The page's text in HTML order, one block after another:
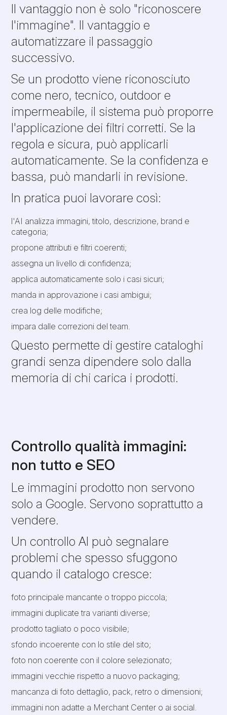
Il vantaggio non è solo "riconoscere
l'immagine". Il vantaggio e
automatizzare il passaggio
successivo.
Se un prodotto viene riconosciuto
come nero, tecnico, outdoor e
impermeabile, il sistema può proporre
l'applicazione dei filtri corretti. Se la
regola e sicura, può applicarli
automaticamente. Se la confidenza e
bassa, può mandarli in revisione.
In pratica puoi lavorare così:
l'AI analizza immagini, titolo, descrizione, brand e
categoria;
propone attributi e filtri coerenti;
assegna un livello di confidenza;
applica automaticamente solo i casi sicuri;
manda in approvazione i casi ambigui;
crea log delle modifiche;
impara dalle correzioni del team.
Questo permette di gestire cataloghi
grandi senza dipendere solo dalla
memoria di chi carica i prodotti.
Controllo qualità immagini:
non tutto e SEO
Le immagini prodotto non servono
solo a Google. Servono soprattutto a
vendere.
Un controllo AI può segnalare
problemi che spesso sfuggono
quando il catalogo cresce:
foto principale mancante o troppo piccola;
immagini duplicate tra varianti diverse;
prodotto tagliato o poco visibile;
sfondo incoerente con lo stile del sito;
foto non coerente con il colore selezionato;
immagini vecchie rispetto a nuovo packaging;
mancanza di foto dettaglio, pack, retro o dimensioni;
immagini non adatte a Merchant Center o ai social.